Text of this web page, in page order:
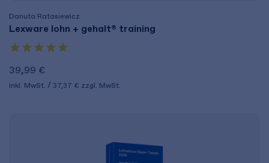
Danuta Ratasiewicz
Lexware lohn + gehalt® training
39,99 €
inkl. MwSt. 37,37 € zzgl. MwSt.